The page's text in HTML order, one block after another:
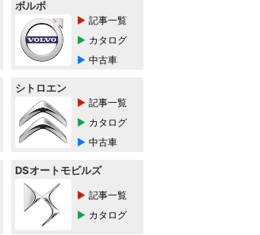
ボルボ
記事一覧
カタログ
中古車
シトロエン
記事一覧
カタログ
中古車
DSオートモビルズ
記事一覧
カタログ